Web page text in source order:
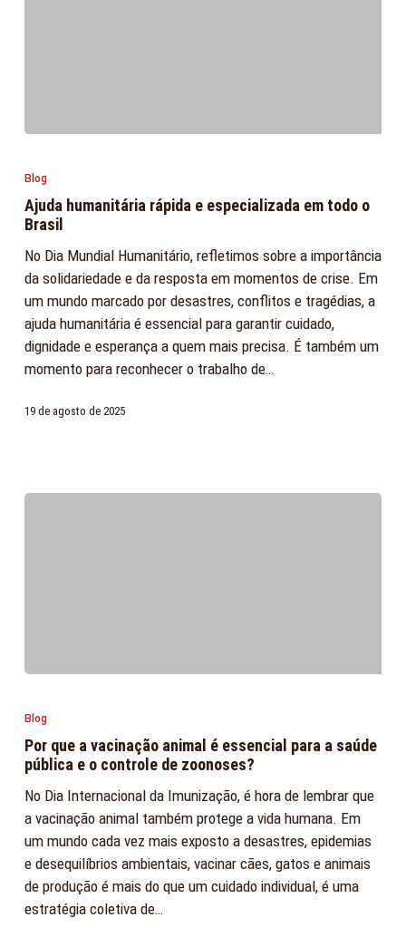
rápida
e
especializada
em
todo
o
Brasil
Blog
Ajuda humanitária rápida e especializada em todo o
Brasil
No Dia Mundial Humanitário, refletimos sobre a importância
da solidariedade e da resposta em momentos de crise. Em
um mundo marcado por desastres, conflitos e tragédias, a
ajuda humanitária é essencial para garantir cuidado,
dignidade e esperança a quem mais precisa. É também um
momento para reconhecer o trabalho de…
19 de agosto de 2025
vacinação
animal
é
essencial
para
a
saúde
pública
Blog
Por que a vacinação animal é essencial para a saúde
pública e o controle de zoonoses?
No Dia Internacional da Imunização, é hora de lembrar que
a vacinação animal também protege a vida humana. Em
um mundo cada vez mais exposto a desastres, epidemias
e desequilíbrios ambientais, vacinar cães, gatos e animais
de produção é mais do que um cuidado individual, é uma
estratégia coletiva de…